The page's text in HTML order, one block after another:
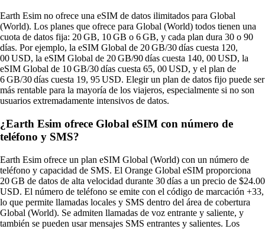
Earth Esim no ofrece una eSIM de datos ilimitados para Global
(World). Los planes que ofrece para Global (World) todos tienen una
cuota de datos fija: 20 GB, 10 GB o 6 GB, y cada plan dura 30 o 90
días. Por ejemplo, la eSIM Global de 20 GB/30 días cuesta 120,
00 USD, la eSIM Global de 20 GB/90 días cuesta 140, 00 USD, la
eSIM Global de 10 GB/30 días cuesta 65, 00 USD, y el plan de
6 GB/30 días cuesta 19, 95 USD. Elegir un plan de datos fijo puede ser
más rentable para la mayoría de los viajeros, especialmente si no son
usuarios extremadamente intensivos de datos.
¿Earth Esim ofrece Global eSIM con número de
teléfono y SMS?
Earth Esim ofrece un plan eSIM Global (World) con un número de
teléfono y capacidad de SMS. El Orange Global eSIM proporciona
20 GB de datos de alta velocidad durante 30 días a un precio de $24.00
USD. El número de teléfono se emite con el código de marcación +33,
lo que permite llamadas locales y SMS dentro del área de cobertura
Global (World). Se admiten llamadas de voz entrante y saliente, y
también se pueden usar mensajes SMS entrantes y salientes. Los